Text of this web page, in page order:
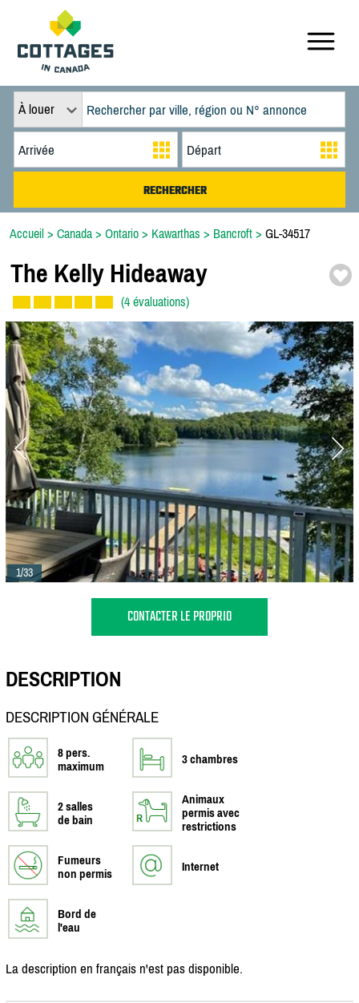
À louer
Accueil > Canada > Ontario > Kawarthas > Bancroft > GL-34517
The Kelly Hideaway
(4 évaluations)
1/33
CONTACTER LE PROPRIO
DESCRIPTION
DESCRIPTION GÉNÉRALE
8 pers.
maximum
3 chambres
2 salles
de bain
Animaux
permis avec
restrictions
Fumeurs
non permis
Internet
Bord de
l'eau
La description en français n'est pas disponible.